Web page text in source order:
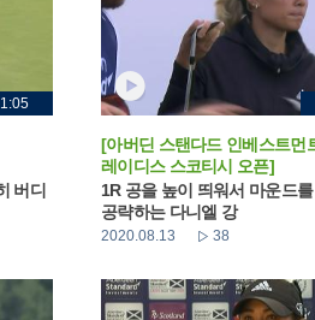
1:05
버디
[아버딘 스탠다드 인베스트먼
레이디스 스코티시 오픈]
1R 공을 높이 띄워서 마운드를
공략하는 다니엘 강
2020.08.13 38